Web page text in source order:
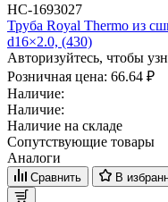
НС-1693027
Труба Royal Thermo из
d16×2.0, (430)
Авторизуйтесь, чтобы
Розничная цена: 66.64 ₽
Наличие:
Наличие:
Наличие на складе
Сопутствующие товары
Аналоги
Сравнить В